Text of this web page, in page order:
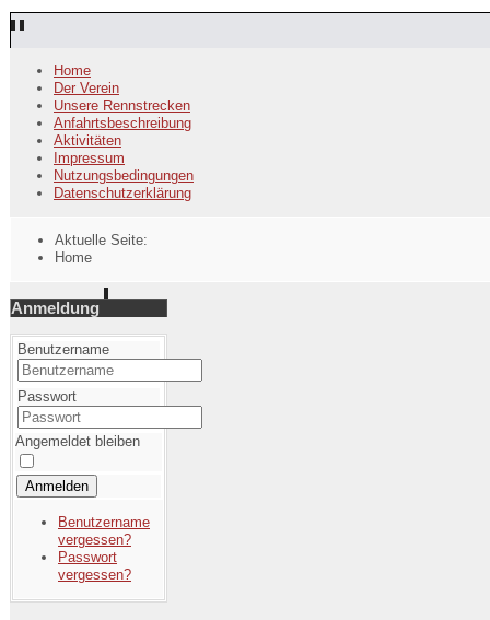
Home
Der Verein
Unsere Rennstrecken
Anfahrtsbeschreibung
Aktivitäten
Impressum
Nutzungsbedingungen
Datenschutzerklärung
Aktuelle Seite:
Home
Anmeldung
Benutzername
Passwort
Angemeldet bleiben
Anmelden
Benutzername
vergessen?
Passwort
vergessen?